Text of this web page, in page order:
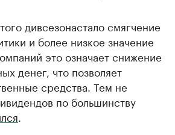
дивсезонастало смягчение
и более низкое значение
это означает снижение
денег, что позволяет
средства. Тем не
по большинству